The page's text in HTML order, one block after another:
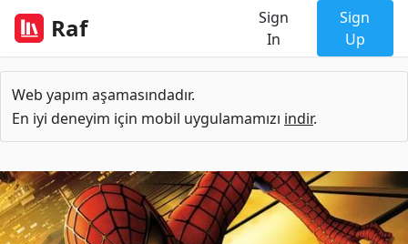
Raf
Sign
In
Sign
Up
Web yapım aşamasındadır.
En iyi deneyim için mobil uygulamamızı indir.